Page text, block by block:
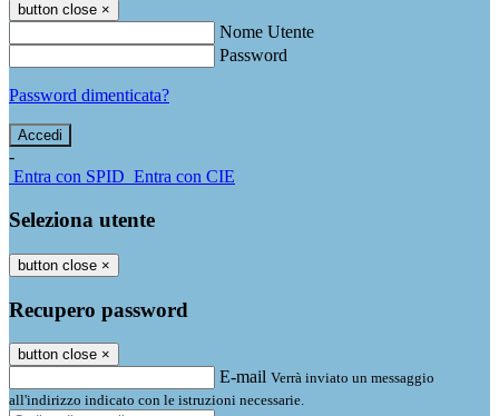
button close ×
Nome Utente
Password
Password dimenticata?
-
Entra con SPID Entra con CIE
Seleziona utente
button close ×
Recupero password
button close ×
E-mail Verrà inviato un messaggio
all'indirizzo indicato con le istruzioni necessarie.